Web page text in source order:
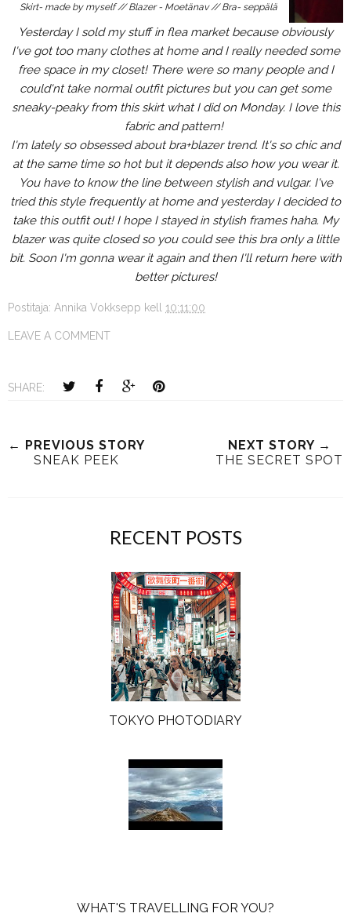
Skirt- made by myself // Blazer - Moetänav // Bra- seppälä
Yesterday I sold my stuff in flea market because obviously
I've got too many clothes at home and I really needed some
free space in my closet! There were so many people and I
could'nt take normal outfit pictures but you can get some
sneaky-peaky from this skirt what I did on Monday. I love this
fabric and pattern!
I'm lately so obsessed about bra+blazer trend. It's so chic and
at the same time so hot but it depends also how you wear it.
You have to know the line between stylish and vulgar. I've
tried this style frequently at home and yesterday I decided to
take this outfit out! I hope I stayed in stylish frames haha. My
blazer was quite closed so you could see this bra only a little
bit. Soon I'm gonna wear it again and then I'll return here with
better pictures!
Postitaja: Annika Vokksepp kell 10:11:00
LEAVE A COMMENT
SHARE:
← PREVIOUS STORY
SNEAK PEEK
NEXT STORY →
THE SECRET SPOT
RECENT POSTS
TOKYO PHOTODIARY
WHAT'S TRAVELLING FOR YOU?